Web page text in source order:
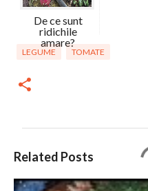
De ce sunt
ridichile
amare?
LEGUME TOMATE
Related Posts
C